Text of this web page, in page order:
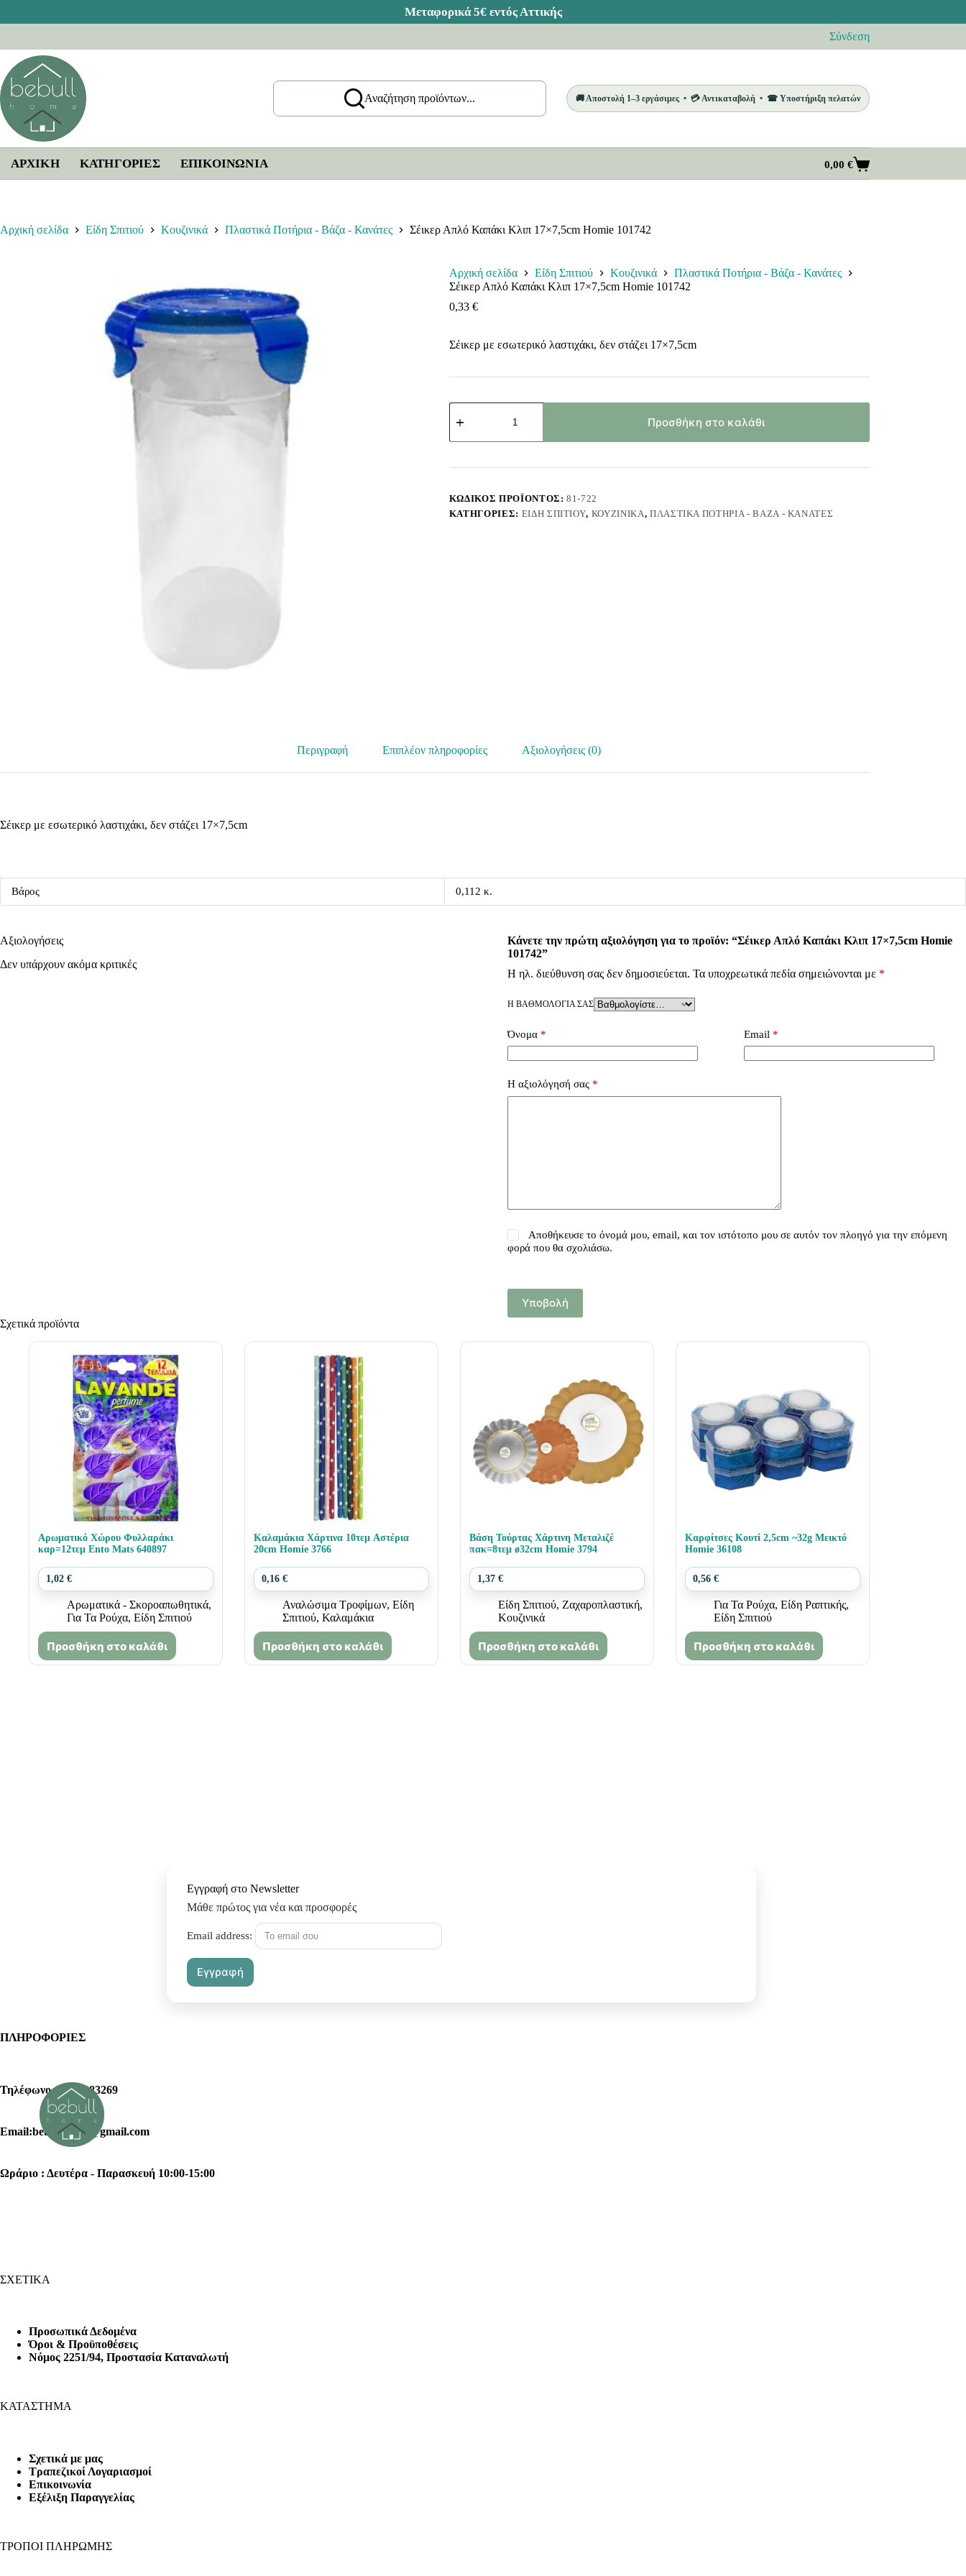
περιεχόμενο
Σύνδεση
Αναζήτηση προϊόντων... 🚚 Αποστολή 1–3 εργάσιμες • 💳 Αντικαταβολή • ☎ Υποστήριξη πελατών
ΑΡΧΙΚΗ ΚΑΤΗΓΟΡΙΕΣ ΕΠΙΚΟΙΝΩΝΊΑ
Καλάθι
Αγορών
0,00 €
Αρχική σελίδα Είδη Σπιτιού Κουζινικά Πλαστικά Ποτήρια - Βάζα - Κανάτες Σέικερ Απλό Καπάκι Κλιπ 17×7,5cm Homie 101742
Αρχική σελίδα Είδη Σπιτιού Κουζινικά
Πλαστικά Ποτήρια - Βάζα - Κανάτες
Σέικερ Απλό Καπάκι Κλιπ 17×7,5cm Homie 101742
0,33 €
Σέικερ με εσωτερικό λαστιχάκι, δεν στάζει 17×7,5cm
Σέικερ
Απλό
Κλιπ
Homie
ποσότητα
Προσθήκη στο καλάθι
ΚΩΔΙΚΌΣ ΠΡΟΪΌΝΤΟΣ:81-722
ΚΑΤΗΓΟΡΊΕΣ: ΕΊΔΗ ΣΠΙΤΙΟΎ, ΚΟΥΖΙΝΙΚΆ, ΠΛΑΣΤΙΚΆ ΠΟΤΉΡΙΑ - ΒΆΖΑ - ΚΑΝΆΤΕΣ
Περιγραφή Επιπλέον πληροφορίες Αξιολογήσεις (0)
Σέικερ με εσωτερικό λαστιχάκι, δεν στάζει 17×7,5cm
Βάρος 0,112 κ.
Αξιολογήσεις
Δεν υπάρχουν ακόμα κριτικές
Κάνετε την πρώτη αξιολόγηση για το προϊόν: “Σέικερ Απλό Καπάκι Κλιπ 17×7,5cm Homie
101742”
Η ηλ. διεύθυνση σας δεν δημοσιεύεται. Τα υποχρεωτικά πεδία σημειώνονται με *
Η ΒΑΘΜΟΛΟΓΊΑ ΣΑΣ
Όνομα* Email *
Η αξιολόγησή σας *
Αποθήκευσε το όνομά μου, email, και τον ιστότοπο μου σε αυτόν τον πλοηγό για την επόμενη
φορά που θα σχολιάσω.
Υποβολή
Σχετικά προϊόντα
Αρωματικό Χώρου Φυλλαράκι
καρ=12τεμ Ento Mats 640897
1,02 €
Αρωματικά - Σκοροαπωθητικά,
Για Τα Ρούχα, Είδη Σπιτιού
Προσθήκη στο καλάθι
Καλαμάκια Χάρτινα 10τεμ Αστέρια
20cm Homie 3766
0,16 €
Αναλώσιμα Τροφίμων, Είδη
Σπιτιού, Καλαμάκια
Προσθήκη στο καλάθι
Βάση Τούρτας Χάρτινη Μεταλιζέ
πακ=8τεμ ø32cm Homie 3794
1,37 €
Είδη Σπιτιού, Ζαχαροπλαστική,
Κουζινικά
Προσθήκη στο καλάθι
Καρφίτσες Κουτί 2,5cm ~32g Μεικτό
Homie 36108
0,56 €
Για Τα Ρούχα, Είδη Ραπτικής,
Είδη Σπιτιού
Προσθήκη στο καλάθι
Εγγραφή στο Newsletter
Μάθε πρώτος για νέα και προσφορές
Email address:
ΠΛΗΡΟΦΟΡΙΕΣ
Τηλέφωνο : 2102383269
Email:bebullhome@gmail.com
Ωράριο : Δευτέρα - Παρασκευή 10:00-15:00
ΣΧΕΤΙΚΑ
Προσωπικά Δεδομένα
Όροι & Προϋποθέσεις
Nόμος 2251/94, Προστασία Καταναλωτή
ΚΑΤΑΣΤΗΜΑ
Σχετικά με μας
Τραπεζικοί Λογαριασμοί
Επικοινωνία
Εξέλιξη Παραγγελίας
ΤΡΟΠΟΙ ΠΛΗΡΩΜΗΣ